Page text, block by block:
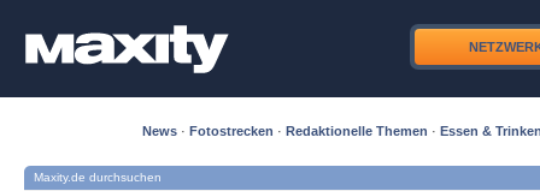
News · Fotostrecken · Redaktionelle Themen · Essen &
Maxity.de durchsuchen